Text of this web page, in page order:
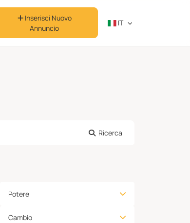
Inserisci Nuovo
Annuncio
IT
Ricerca
Potere
Cambio